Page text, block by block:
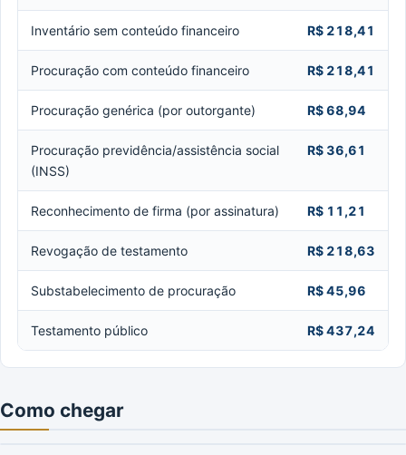
Inventário sem conteúdo financeiro R$ 218,41
Procuração com conteúdo financeiro R$ 218,41
Procuração genérica (por outorgante) R$ 68,94
Procuração previdência/assistência social
(INSS)
R$ 36,61
Reconhecimento de firma (por assinatura) R$ 11,21
Revogação de testamento R$ 218,63
Substabelecimento de procuração R$ 45,96
Testamento público R$ 437,24
Como chegar